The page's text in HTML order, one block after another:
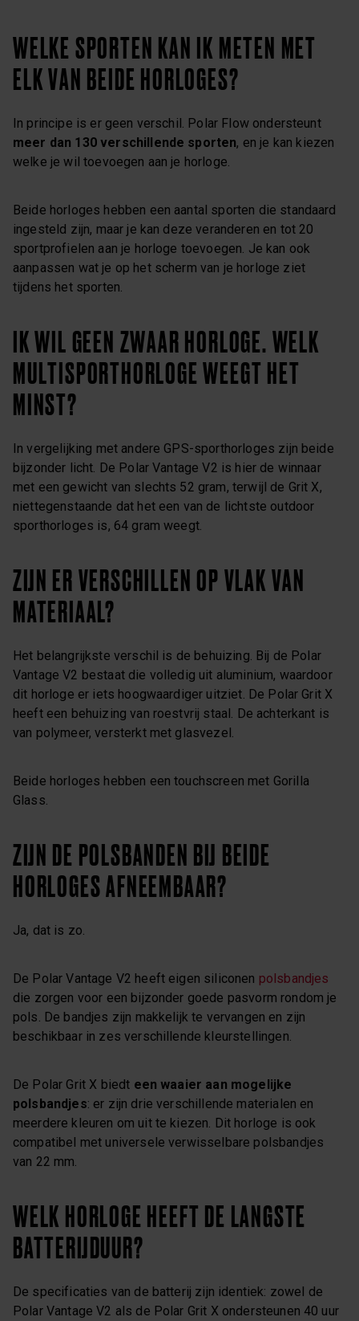
WELKE SPORTEN KAN IK METEN MET
ELK VAN BEIDE HORLOGES?
In principe is er geen verschil. Polar Flow ondersteunt
meer dan 130 verschillende sporten, en je kan kiezen
welke je wil toevoegen aan je horloge.
Beide horloges hebben een aantal sporten die standaard
ingesteld zijn, maar je kan deze veranderen en tot 20
sportprofielen aan je horloge toevoegen. Je kan ook
aanpassen wat je op het scherm van je horloge ziet
tijdens het sporten.
IK WIL GEEN ZWAAR HORLOGE. WELK
MULTISPORTHORLOGE WEEGT HET
MINST?
In vergelijking met andere GPS-sporthorloges zijn beide
bijzonder licht. De Polar Vantage V2 is hier de winnaar
met een gewicht van slechts 52 gram, terwijl de Grit X,
niettegenstaande dat het een van de lichtste outdoor
sporthorloges is, 64 gram weegt.
ZIJN ER VERSCHILLEN OP VLAK VAN
MATERIAAL?
Het belangrijkste verschil is de behuizing. Bij de Polar
Vantage V2 bestaat die volledig uit aluminium, waardoor
dit horloge er iets hoogwaardiger uitziet. De Polar Grit X
heeft een behuizing van roestvrij staal. De achterkant is
van polymeer, versterkt met glasvezel.
Beide horloges hebben een touchscreen met Gorilla
Glass.
ZIJN DE POLSBANDEN BIJ BEIDE
HORLOGES AFNEEMBAAR?
Ja, dat is zo.
De Polar Vantage V2 heeft eigen siliconen polsbandjes
die zorgen voor een bijzonder goede pasvorm rondom je
pols. De bandjes zijn makkelijk te vervangen en zijn
beschikbaar in zes verschillende kleurstellingen.
De Polar Grit X biedt een waaier aan mogelijke
polsbandjes: er zijn drie verschillende materialen en
meerdere kleuren om uit te kiezen. Dit horloge is ook
compatibel met universele verwisselbare polsbandjes
van 22 mm.
WELK HORLOGE HEEFT DE LANGSTE
BATTERIJDUUR?
De specificaties van de batterij zijn identiek: zowel de
Polar Vantage V2 als de Polar Grit X ondersteunen 40 uur